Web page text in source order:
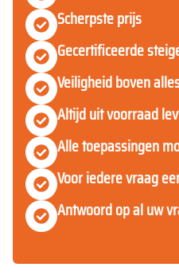
Scherpste prijs
Gecertificeerde
Veiligheid boven
Altijd uit voorraad
Alle toepassingen
Voor iedere vraag
Antwoord op al uw